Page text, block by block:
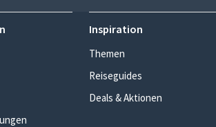
Inspiration
Themen
Reiseguides
Deals & Aktionen